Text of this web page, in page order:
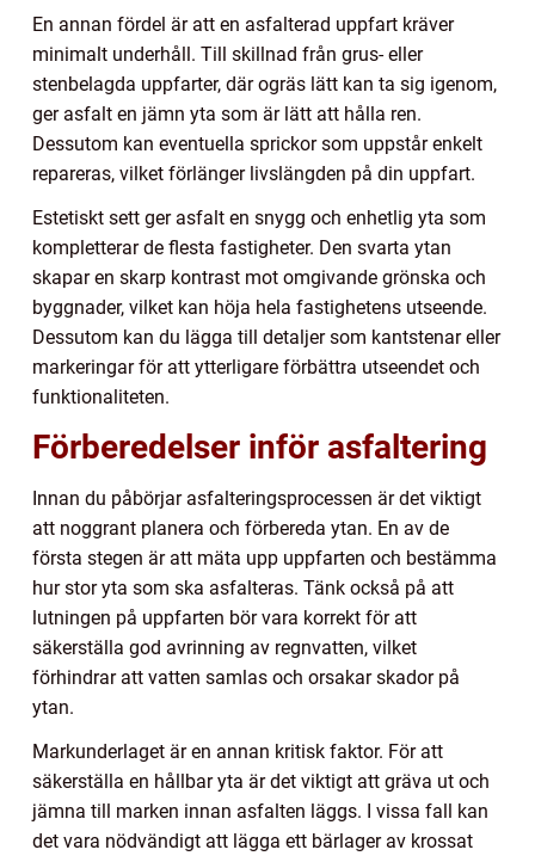
En annan fördel är att en asfalterad uppfart kräver
minimalt underhåll. Till skillnad från grus- eller
stenbelagda uppfarter, där ogräs lätt kan ta sig igenom,
ger asfalt en jämn yta som är lätt att hålla ren.
Dessutom kan eventuella sprickor som uppstår enkelt
repareras, vilket förlänger livslängden på din uppfart.
Estetiskt sett ger asfalt en snygg och enhetlig yta som
kompletterar de flesta fastigheter. Den svarta ytan
skapar en skarp kontrast mot omgivande grönska och
byggnader, vilket kan höja hela fastighetens utseende.
Dessutom kan du lägga till detaljer som kantstenar eller
markeringar för att ytterligare förbättra utseendet och
funktionaliteten.
Förberedelser inför asfaltering
Innan du påbörjar asfalteringsprocessen är det viktigt
att noggrant planera och förbereda ytan. En av de
första stegen är att mäta upp uppfarten och bestämma
hur stor yta som ska asfalteras. Tänk också på att
lutningen på uppfarten bör vara korrekt för att
säkerställa god avrinning av regnvatten, vilket
förhindrar att vatten samlas och orsakar skador på
ytan.
Markunderlaget är en annan kritisk faktor. För att
säkerställa en hållbar yta är det viktigt att gräva ut och
jämna till marken innan asfalten läggs. I vissa fall kan
det vara nödvändigt att lägga ett bärlager av krossat